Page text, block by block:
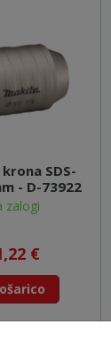
SDS-
- D-73922
zalogi
€